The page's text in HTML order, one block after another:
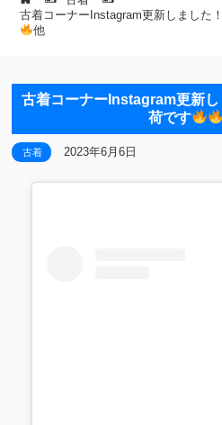
古着コーナーInstagram更新しました
他
古着コーナーInstagram更新
荷です
古着 2023年6月6日